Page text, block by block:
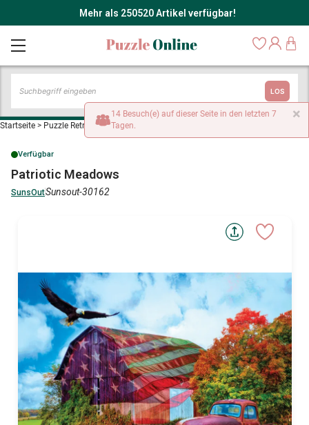
Mehr als 250520 Artikel verfügbar!
LOS
Startseite > Puzzle Retro und Nostalgie
Verfügbar
Patriotic Meadows
SunsOutSunsout-30162
×
14 Besuch(e) auf dieser Seite in den letzten 7
Tagen.